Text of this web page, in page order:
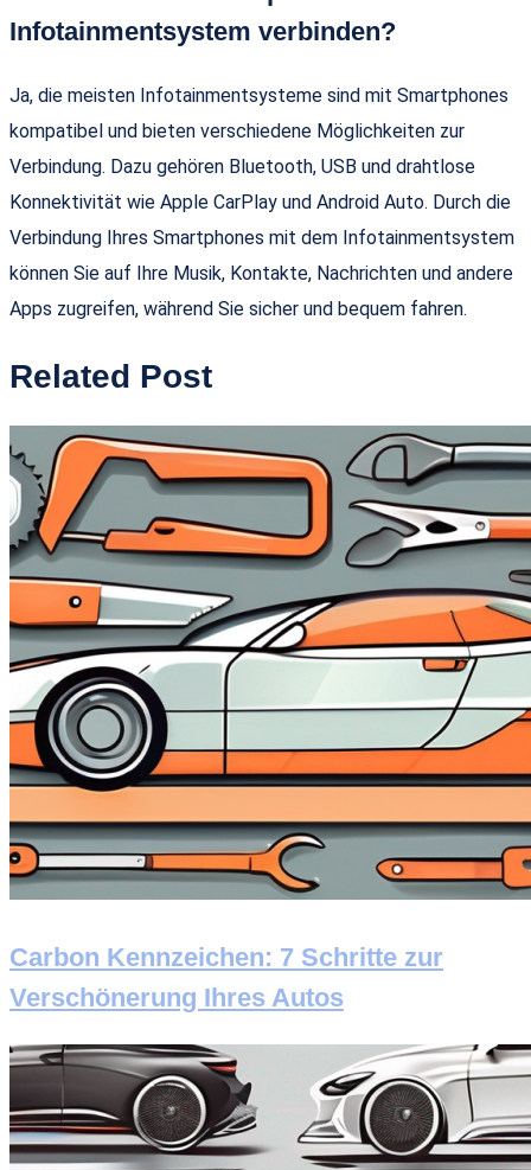
Infotainmentsystem verbinden?
Ja, die meisten Infotainmentsysteme sind mit Smartphones
kompatibel und bieten verschiedene Möglichkeiten zur
Verbindung. Dazu gehören Bluetooth, USB und drahtlose
Konnektivität wie Apple CarPlay und Android Auto. Durch die
Verbindung Ihres Smartphones mit dem Infotainmentsystem
können Sie auf Ihre Musik, Kontakte, Nachrichten und andere
Apps zugreifen, während Sie sicher und bequem fahren.
Related Post
Carbon Kennzeichen: 7 Schritte zur
Verschönerung Ihres Autos